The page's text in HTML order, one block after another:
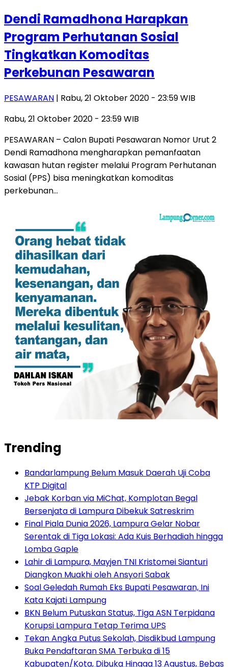
Dendi Ramadhona Harapkan
Program Perhutanan Sosial
Tingkatkan Komoditas
Perkebunan Pesawaran
PESAWARAN | Rabu, 21 Oktober 2020 - 23:59 WIB
Rabu, 21 Oktober 2020 - 23:59 WIB
PESAWARAN – Calon Bupati Pesawaran Nomor Urut 2
Dendi Ramadhona mengharapkan pemanfaatan
kawasan hutan register melalui Program Perhutanan
Sosial (PPS) bisa meningkatkan komoditas
perkebunan…
Trending
Bandarlampung Belum Masuk Daerah Uji Coba
KTP Digital
Jebak Korban via MiChat, Komplotan Begal
Bersenjata di Lampura Dibekuk Satreskrim
Final Piala Dunia 2026, Lampura Gelar Nobar
Serentak di Tiga Lokasi: Ada Kuis Berhadiah hingga
Lomba Gaple
Lahir di Lampura, Mayjen TNI Kristomei Sianturi
Diangkon Muakhi oleh Ansyori Sabak
Soal Geledah Rumah Eks Bupati Pesawaran, Ini
Kata Kajati Lampung
BKN Belum Putuskan Status, Tiga ASN Terpidana
Korupsi Lampura Tetap Terima UPS
Tekan Angka Putus Sekolah, Disdikbud Lampung
Buka Pendaftaran SMA Terbuka di 15
Kabupaten/Kota, Dibuka Hingga 13 Agustus, Bebas